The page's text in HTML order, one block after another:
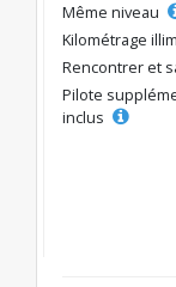
Même niveau
Kilométrage
Rencontrer et
Pilote
inclus